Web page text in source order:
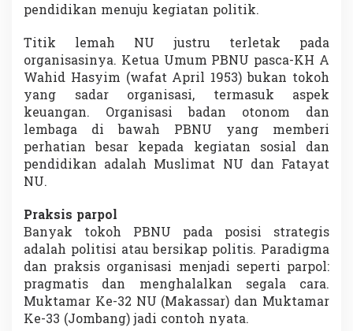
pendidikan menuju kegiatan politik.
Titik lemah NU justru terletak pada
organisasinya. Ketua Umum PBNU pasca-KH A
Wahid Hasyim (wafat April 1953) bukan tokoh
yang sadar organisasi, termasuk aspek
keuangan. Organisasi badan otonom dan
lembaga di bawah PBNU yang memberi
perhatian besar kepada kegiatan sosial dan
pendidikan adalah Muslimat NU dan Fatayat
NU.
Praksis parpol
Banyak tokoh PBNU pada posisi strategis
adalah politisi atau bersikap politis. Paradigma
dan praksis organisasi menjadi seperti parpol:
pragmatis dan menghalalkan segala cara.
Muktamar Ke-32 NU (Makassar) dan Muktamar
Ke-33 (Jombang) jadi contoh nyata.